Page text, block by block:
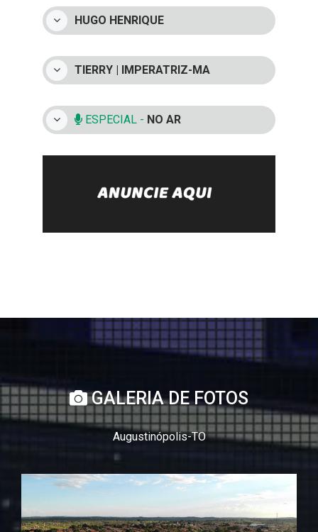
HUGO HENRIQUE
TIERRY | IMPERATRIZ-MA
ESPECIAL - NO AR
GALERIA DE FOTOS
Augustinópolis-TO